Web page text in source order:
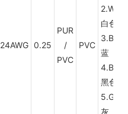
24AWG 0.25
PUR
/
PVC
PVC
2.WH
白色
3.BU
蓝
4.BK
黑色
5.GY
灰